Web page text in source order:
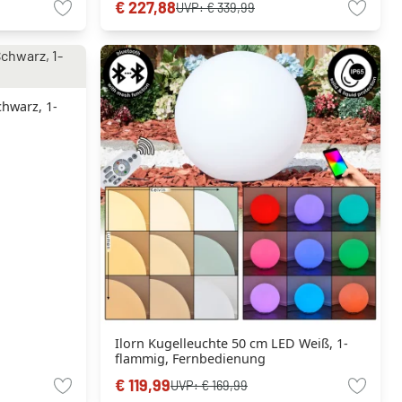
€ 227,88UVP:€ 339,99
1-
Ilorn Kugelleuchte 50 cm LED Weiß, 1-
flammig, Fernbedienung
€ 119,99UVP:€ 169,99